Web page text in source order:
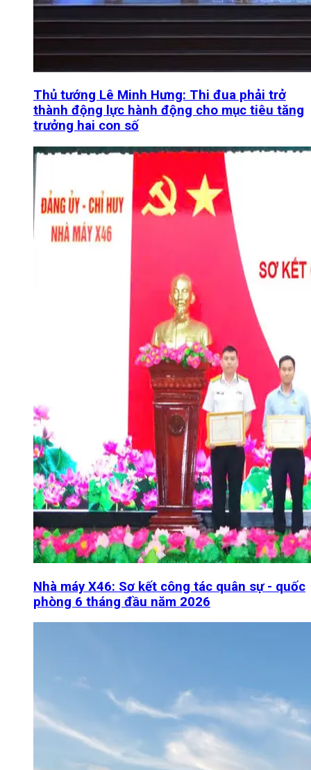
Thủ tướng Lê Minh Hưng: Thi đua phải trở
thành động lực hành động cho mục tiêu tăng
trưởng hai con số
Nhà máy X46: Sơ kết công tác quân sự - quốc
phòng 6 tháng đầu năm 2026